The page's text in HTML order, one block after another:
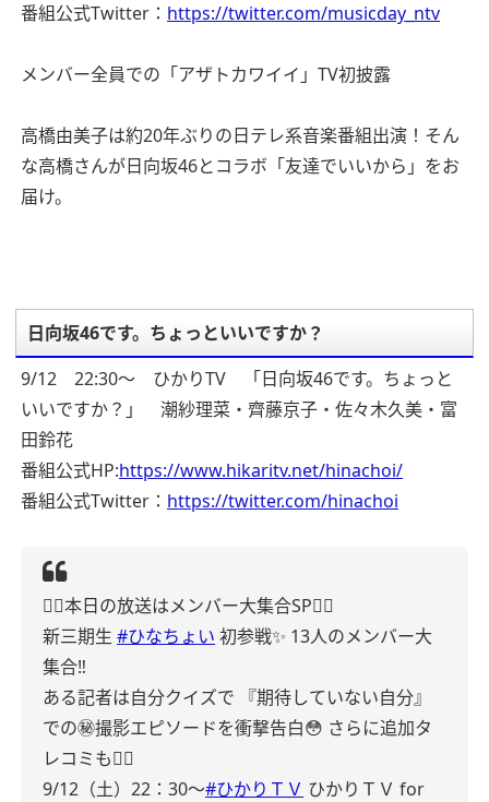
番組公式Twitter： https://twitter.com/musicday_ntv
メンバー全員での「アザトカワイイ」TV初披露
高橋由美子は約20年ぶりの日テレ系音楽番組出演！そん
な高橋さんが日向坂46とコラボ「友達でいいから」をお
届け。
日向坂46です。ちょっといいですか？
9/12 22:30～ ひかりTV 「日向坂46です。ちょっと
いいですか？」 潮紗理菜・齊藤京子・佐々木久美・富
田鈴花
番組公式HP:https://www.hikaritv.net/hinachoi/
番組公式Twitter： https://twitter.com/hinachoi
🙋‍♀️本日の放送はメンバー大集合SP🙋‍♀️
新三期生 #ひなちょい 初参戦✨ 13人のメンバー大
集合‼️
ある記者は自分クイズで 『期待していない自分』
での㊙️撮影エピソードを衝撃告白😳 さらに追加タ
レコミも🙋‍♀️
9/12（土）22：30〜#ひかりＴＶ ひかりＴＶ for